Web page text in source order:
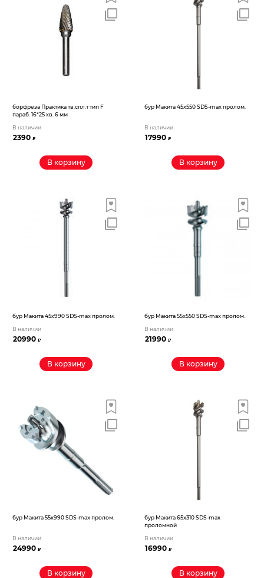
борфреза Практика тв.спл.т тип F
параб. 16*25 хв. 6 мм
В наличии
2390₽
В корзину
бур Макита 45х550 SDS-max пролом.
В наличии
17990₽
В корзину
бур Макита 45х990 SDS-max пролом.
В наличии
20990₽
В корзину
бур Макита 55х550 SDS-max пролом.
В наличии
21990₽
В корзину
бур Макита 55х990 SDS-max пролом.
В наличии
24990₽
В корзину
бур Макита 65х310 SDS-max
проломной
В наличии
16990₽
В корзину